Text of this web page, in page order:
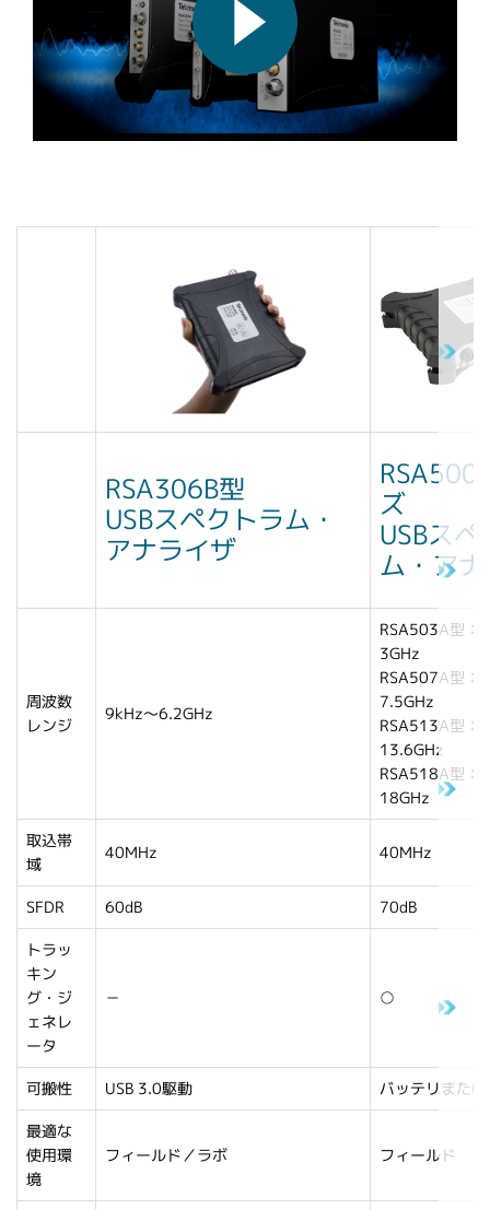
RSA306B型
USBスペクトラム・
アナライザ
RSA500
ズ
USBス
ム・ア
周波数
レンジ
9kHz～6.2GHz
RSA503A型：
3GHz
RSA507A型：
7.5GHz
RSA513A型：
13.6GHz
RSA518A型：
18GHz
取込帯
域
40MHz 40MHz
SFDR 60dB
70dB
トラッ
キン
グ・ジ
ェネレ
ータ
－ ○
可搬性 USB 3.0駆動
バッテリまた
最適な
使用環
境
フィールド／ラボ フィールド